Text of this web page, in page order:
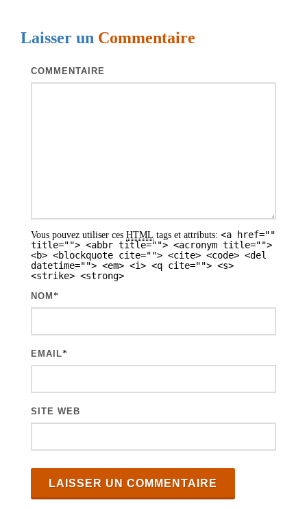
a
Laisser un Commentaire
COMMENTAIRE
Vous pouvez utiliser ces HTML tags et attributs: <a href=""
title=""> <abbr title=""> <acronym title="">
<b> <blockquote cite=""> <cite> <code> <del
datetime=""> <em> <i> <q cite=""> <s>
<strike> <strong>
NOM *
EMAIL*
SITE WEB